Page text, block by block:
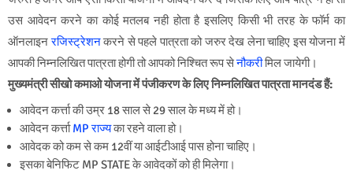
उस आवेदन करने का कोई मतलब नही होता है इसलिए किसी भी तरह के फॉर्म का
ऑनलाइनरजिस्ट्रेशनकरने से पहले पात्रता को जरुर देख लेना चाहिए इस योजना में
आपकी निम्नलिखित पात्रता होगी तो आपको निश्चित रूप सेनौकरीमिल जायेगी।
मुख्यमंत्री सीखो कमाओ योजना में पंजीकरण के लिए निम्नलिखित पात्रता मानदंड हैं:
आवेदन कर्त्ता की उम्र 18 साल से 29 साल के मध्य में हो।
आवेदन कर्त्ताMP राज्यका रहने वाला हो।
आवेदक को कम से कम 12वीं या आईटीआई पास होना चाहिए।
इसका बेनिफिट MP STATE के आवेदकों को ही मिलेगा।